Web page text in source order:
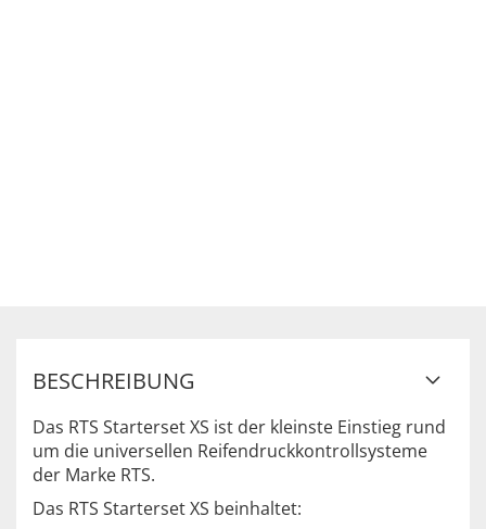
BESCHREIBUNG
Das RTS Starterset XS ist der kleinste Einstieg rund
um die universellen Reifendruckkontrollsysteme
der Marke RTS.
Das RTS Starterset XS beinhaltet: